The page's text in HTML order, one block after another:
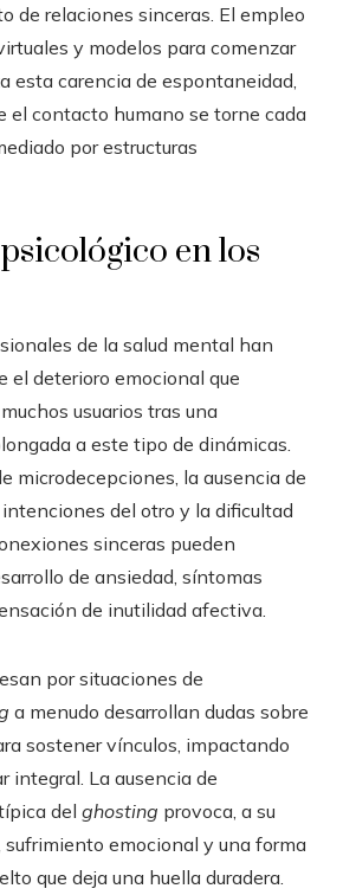
de relaciones sinceras. El empleo
y modelos para comenzar
esta carencia de espontaneidad,
el contacto humano se torne cada
por estructuras
en los
de la salud mental han
el deterioro emocional que
usuarios tras una
a este tipo de dinámicas.
microdecepciones, la ausencia de
del otro y la dificultad
sinceras pueden
de ansiedad, síntomas
de inutilidad afectiva.
por situaciones de
a menudo desarrollan dudas sobre
sostener vínculos, impactando
integral. La ausencia de
del ghosting provoca, a su
sufrimiento emocional y una forma
que deja una huella duradera.